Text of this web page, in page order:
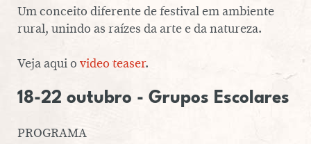
Um conceito di­fe­rente de festival em ambiente
rural, unindo as raízes da arte e da natureza.
Veja aqui ovideo teaser.
18-22 outubro - Grupos Es­co­la­res
PROGRAMA